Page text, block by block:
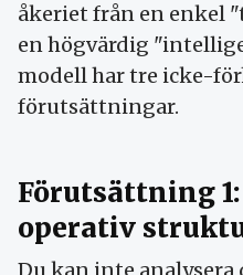
åkeriet från en enkel
en högvärdig
modell har tre icke-
förutsättningar.
Förutsättning
operativ